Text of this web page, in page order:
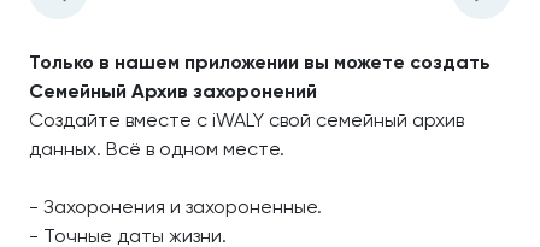
Только в нашем приложении вы можете создать
Семейный Архив захоронений
Создайте вместе с iWALY свой семейный архив
данных. Всё в одном месте.
- Захоронения и захороненные.
- Точные даты жизни.